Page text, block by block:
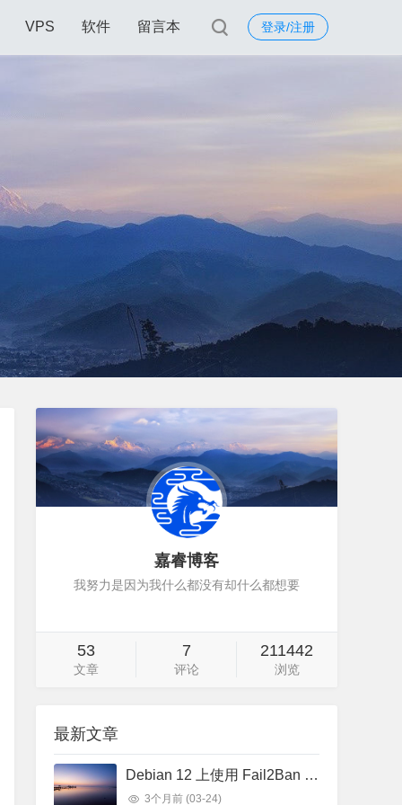
登录/注册
VPS 软件 留言本
嘉睿博客
我努力是因为我什么都没有却什么都想要
53
文章
7
评论
211442
浏览
最新文章
Debian 12 上使用 Fail2Ban 来增强 SSH 的安全性
3个月前 (03-24)